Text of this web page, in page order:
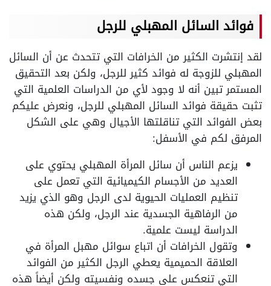
فوائد السائل المهبلي للرجل
لقد إنتشرت الكثير من الخرافات التي تتحدث عن أن السائل
المهبلي للزوجة له فوائد كثير للرجل، ولكن بعد التحقيق
المستمر تبين أنه لا وجود لأي من الدراسات العلمية التي
تثبت حقيقة فوائد السائل المهبلي للرجل، ونعرض عليكم
بعض الفوائد التي تناقلتها الأجيال وهي على الشكل
المرفق لكم في الأسفل:
يزعم الناس أن سائل المرأة المهبلي يحتوي على
العديد من الأجسام الكيميائية التي تعمل على
تنظيم العمليات الحيوية لدى الرجل وهو الذي يزيد
من الرفاهية الجسدية عند الرجل، ولكن هذه
الدراسة ليست علمية.
وتقول الخرافات أن اتباع سوائل مهبل المرأة في
العلاقة الحميمية يعطي الرجل الكثير من الفوائد
التي تنعكس على جسده ونفسيته ولكن أيضاً هذه